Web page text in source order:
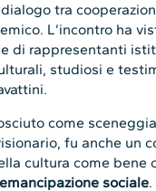
tra
L’incontro ha
di rappresentanti
studiosi e
come
fu anche un
cultura come bene
emancipazione sociale